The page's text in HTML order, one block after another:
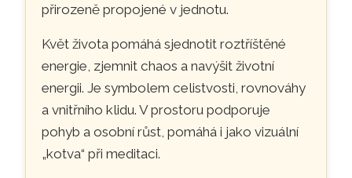
přirozeně propojené v jednotu.
Květ života pomáhá sjednotit roztříštěné
energie, zjemnit chaos a navýšit životní
energii. Je symbolem celistvosti, rovnováhy
a vnitřního klidu. V prostoru podporuje
pohyb a osobní růst, pomáhá i jako vizuální
„kotva“ při meditaci.